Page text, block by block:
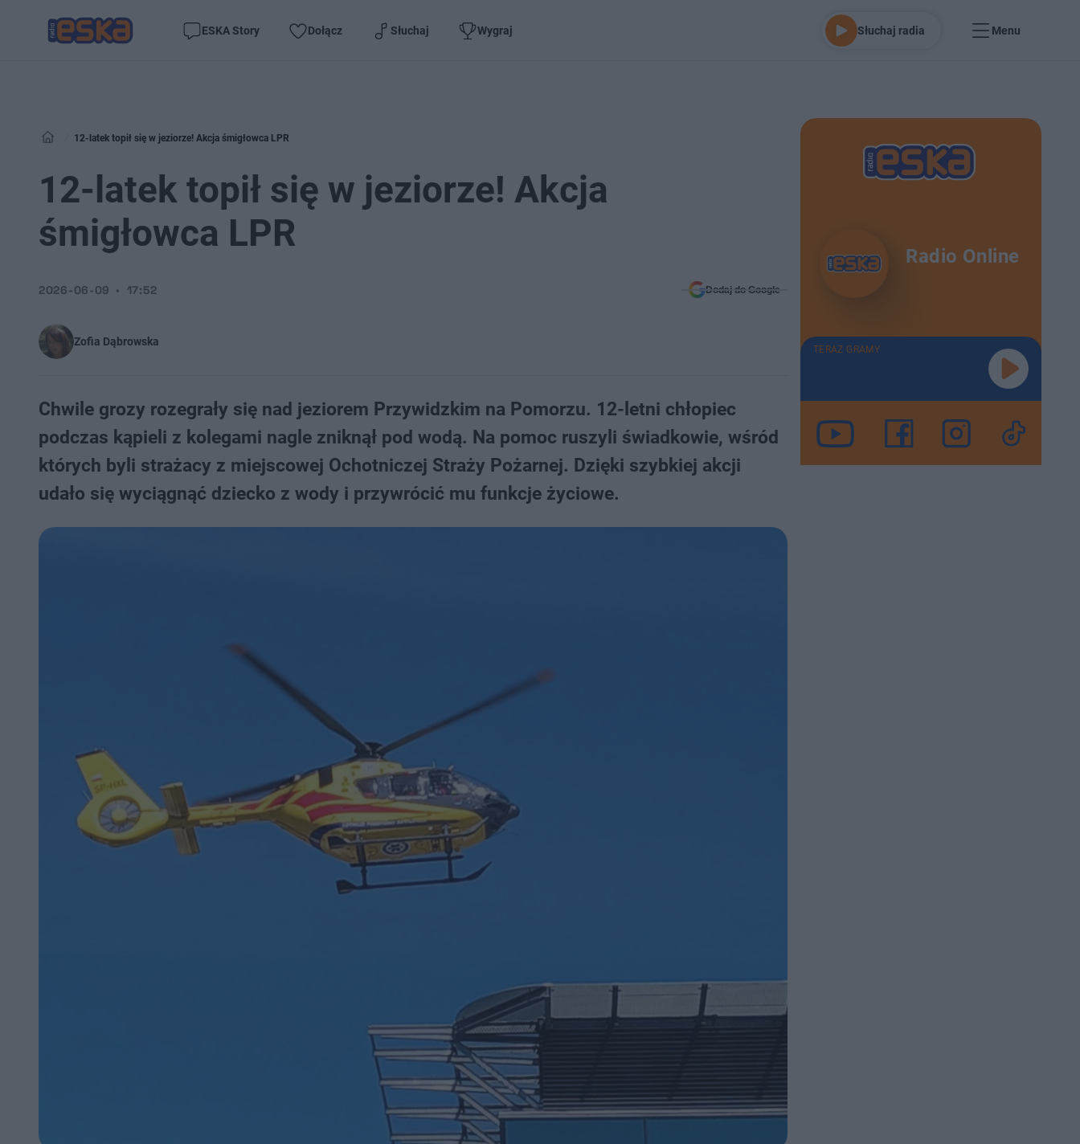
ESKA Story Dołącz Słuchaj Wygraj Słuchaj radia Menu
12-latek topił się w jeziorze! Akcja śmigłowca LPR
12-latek topił się w jeziorze! Akcja
śmigłowca LPR
Zofia Dąbrowska
2026-06-09 17:52 Dodaj do Google
Chwile grozy rozegrały się nad jeziorem Przywidzkim na Pomorzu. 12-letni chłopiec
podczas kąpieli z kolegami nagle zniknął pod wodą. Na pomoc ruszyli świadkowie, wśród
których byli strażacy z miejscowej Ochotniczej Straży Pożarnej. Dzięki szybkiej akcji
udało się wyciągnąć dziecko z wody i przywrócić mu funkcje życiowe.
Radio Online
TERAZ GRAMY